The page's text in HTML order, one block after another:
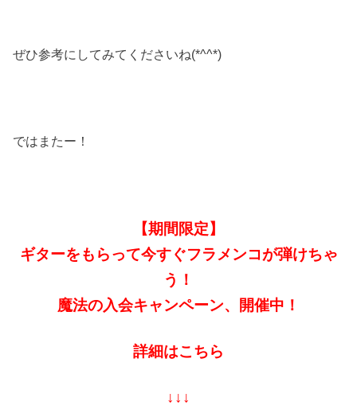
ぜひ参考にしてみてくださいね(*^^*)
ではまたー！
【期間限定】
ギターをもらって今すぐフラメンコが弾けちゃ
う！
魔法の入会キャンペーン、開催中！
詳細はこちら
↓↓↓